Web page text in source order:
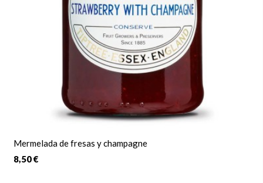
Mermelada de fresas y champagne
8,50 €